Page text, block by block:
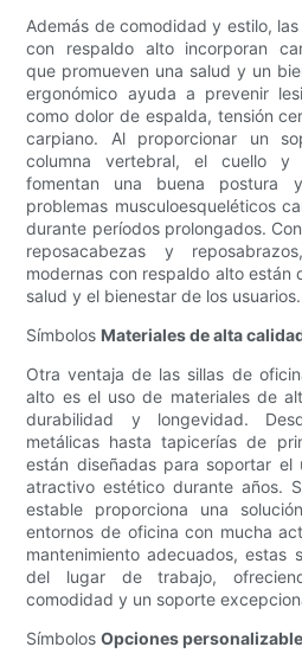
Además de comodidad y estilo,
con respaldo alto incorporan
que promueven una salud y un
ergonómico ayuda a prevenir
como dolor de espalda, tensión
carpiano. Al proporcionar un
columna vertebral, el cuello y
fomentan una buena postura
problemas musculoesqueléticos
durante períodos prolongados.
reposacabezas y
modernas con respaldo alto están
salud y el bienestar de los usuarios.
Símbolos Materiales de alta
Otra ventaja de las sillas de
alto es el uso de materiales de
durabilidad y longevidad.
metálicas hasta tapicerías de
están diseñadas para soportar
atractivo estético durante años.
estable proporciona una
entornos de oficina con mucha
mantenimiento adecuados, estas
del lugar de trabajo,
comodidad y un soporte
SímbolosOpciones